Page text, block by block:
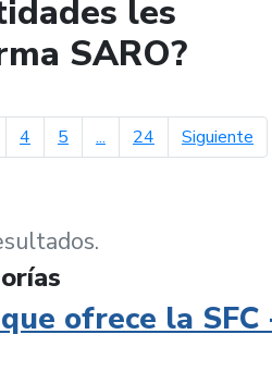
les
SARO?
4 5 ... 24 Siguiente
ofrece la SFC